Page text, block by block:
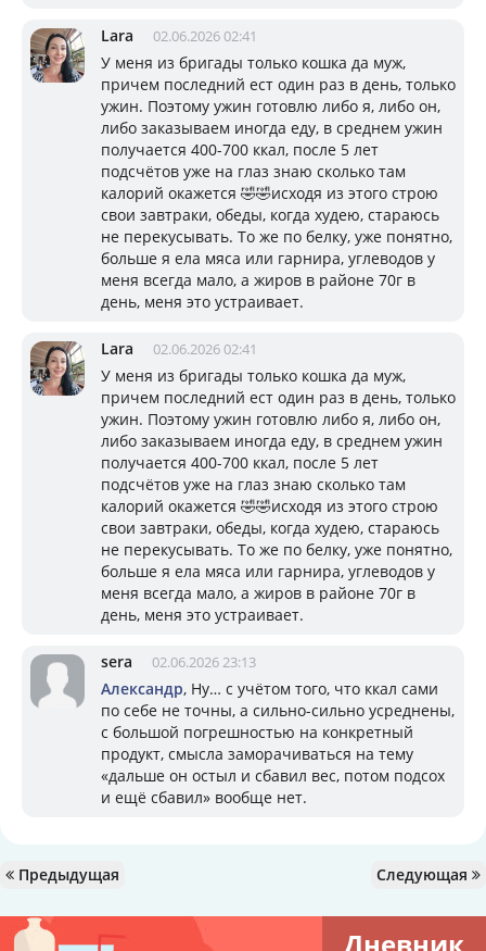
Lara 02.06.2026 02:41
У меня из бригады только кошка да муж,
причем последний ест один раз в день, только
ужин. Поэтому ужин готовлю либо я, либо он,
либо заказываем иногда еду, в среднем ужин
получается 400-700 ккал, после 5 лет
подсчётов уже на глаз знаю сколько там
калорий окажется 🤣🤣исходя из этого строю
свои завтраки, обеды, когда худею, стараюсь
не перекусывать. То же по белку, уже понятно,
больше я ела мяса или гарнира, углеводов у
меня всегда мало, а жиров в районе 70г в
день, меня это устраивает.
Lara 02.06.2026 02:41
У меня из бригады только кошка да муж,
причем последний ест один раз в день, только
ужин. Поэтому ужин готовлю либо я, либо он,
либо заказываем иногда еду, в среднем ужин
получается 400-700 ккал, после 5 лет
подсчётов уже на глаз знаю сколько там
калорий окажется 🤣🤣исходя из этого строю
свои завтраки, обеды, когда худею, стараюсь
не перекусывать. То же по белку, уже понятно,
больше я ела мяса или гарнира, углеводов у
меня всегда мало, а жиров в районе 70г в
день, меня это устраивает.
sera 02.06.2026 23:13
Александр, Ну… с учётом того, что ккал сами
по себе не точны, а сильно-сильно усреднены,
с большой погрешностью на конкретный
продукт, смысла заморачиваться на тему
«дальше он остыл и сбавил вес, потом подсох
и ещё сбавил» вообще нет.
Предыдущая Следующая